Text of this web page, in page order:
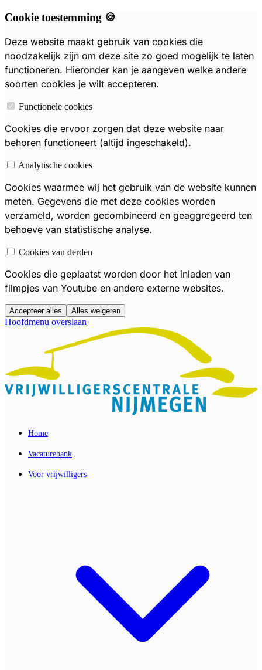
Cookie toestemming 🍪
Deze website maakt gebruik van cookies die
noodzakelijk zijn om deze site zo goed mogelijk te laten
functioneren. Hieronder kan je aangeven welke andere
soorten cookies je wilt accepteren.
Functionele cookies
Cookies die ervoor zorgen dat deze website naar
behoren functioneert (altijd ingeschakeld).
Analytische cookies
Cookies waarmee wij het gebruik van de website kunnen
meten. Gegevens die met deze cookies worden
verzameld, worden gecombineerd en geaggregeerd ten
behoeve van statistische analyse.
Cookies van derden
Cookies die geplaatst worden door het inladen van
filmpjes van Youtube en andere externe websites.
Accepteer alles Alles weigeren
Hoofdmenu overslaan
Home
Vacaturebank
Voor vrijwilligers